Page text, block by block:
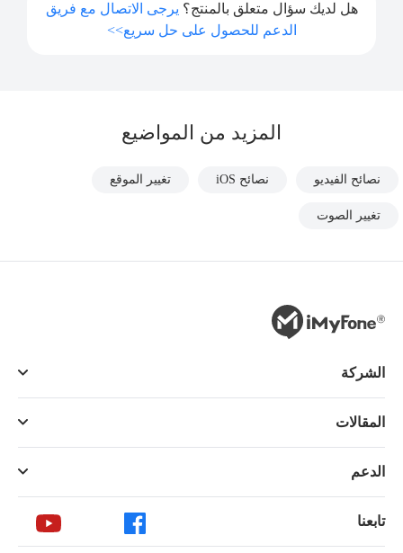
هل لديك سؤال متعلق بالمنتج؟ يرجى الاتصال مع فريق
الدعم للحصول على حل سريع>>
المزيد من المواضيع
نصائح الفيديو نصائح iOS تغيير الموقع
تغيير الصوت
الشركة
المقالات
الدعم
تابعنا